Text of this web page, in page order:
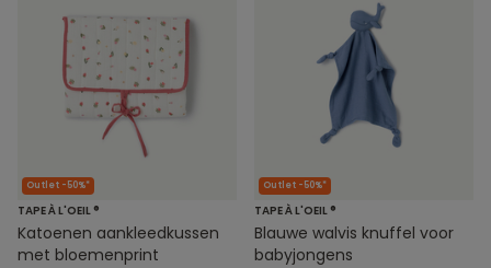
Outlet -50%*
TAPE À L'OEIL ®
Katoenen aankleedkussen
met bloemenprint
Outlet -50%*
TAPE À L'OEIL ®
Blauwe walvis knuffel voor
babyjongens